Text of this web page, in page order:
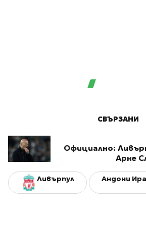
СВЪРЗАНИ
Официално:
Арне
Ливърпул Андони